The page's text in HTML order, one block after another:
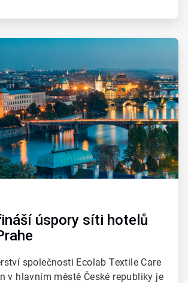
úspory síti hotelů
společnosti Ecolab Textile Care
v hlavním městě České republiky je